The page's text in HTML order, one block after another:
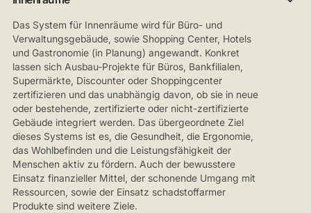
Das System für Innenräume wird für Büro- und
Verwaltungsgebäude, sowie Shopping Center, Hotels
und Gastronomie (in Planung) angewandt. Konkret
lassen sich Ausbau-Projekte für Büros, Bankfilialen,
Supermärkte, Discounter oder Shoppingcenter
zertifizieren und das unabhängig davon, ob sie in neue
oder bestehende, zertifizierte oder nicht-zertifizierte
Gebäude integriert werden. Das übergeordnete Ziel
dieses Systems ist es, die Gesundheit, die Ergonomie,
das Wohlbefinden und die Leistungsfähigkeit der
Menschen aktiv zu fördern. Auch der bewusstere
Einsatz finanzieller Mittel, der schonende Umgang mit
Ressourcen, sowie der Einsatz schadstoffarmer
Produkte sind weitere Ziele.